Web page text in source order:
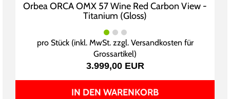
Orbea ORCA OMX 57 Wine Red Carbon View -
Titanium (Gloss)
pro Stück (inkl. MwSt. zzgl. Versandkosten für
Grossartikel)
3.999,00 EUR
IN DEN WARENKORB